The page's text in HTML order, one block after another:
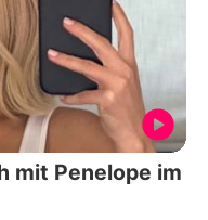
mit Penelope im